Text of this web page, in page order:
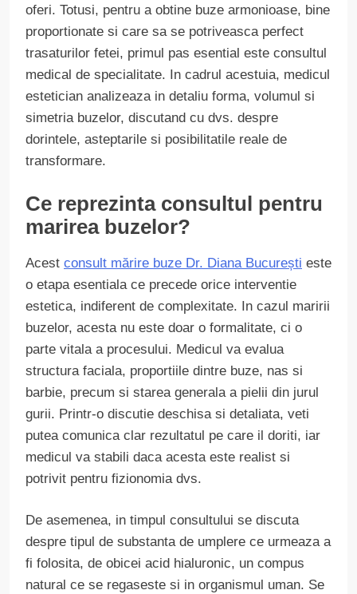
oferi. Totusi, pentru a obtine buze armonioase, bine
proportionate si care sa se potriveasca perfect
trasaturilor fetei, primul pas esential este consultul
medical de specialitate. In cadrul acestuia, medicul
estetician analizeaza in detaliu forma, volumul si
simetria buzelor, discutand cu dvs. despre
dorintele, asteptarile si posibilitatile reale de
transformare.
Ce reprezinta consultul pentru
marirea buzelor?
Acest consult mărire buze Dr. Diana București este
o etapa esentiala ce precede orice interventie
estetica, indiferent de complexitate. In cazul maririi
buzelor, acesta nu este doar o formalitate, ci o
parte vitala a procesului. Medicul va evalua
structura faciala, proportiile dintre buze, nas si
barbie, precum si starea generala a pielii din jurul
gurii. Printr-o discutie deschisa si detaliata, veti
putea comunica clar rezultatul pe care il doriti, iar
medicul va stabili daca acesta este realist si
potrivit pentru fizionomia dvs.
De asemenea, in timpul consultului se discuta
despre tipul de substanta de umplere ce urmeaza a
fi folosita, de obicei acid hialuronic, un compus
natural ce se regaseste si in organismul uman. Se